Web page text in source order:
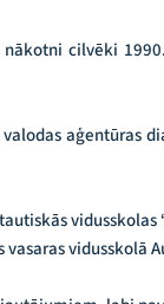
cilvēki
aģentūras
vidusskolā